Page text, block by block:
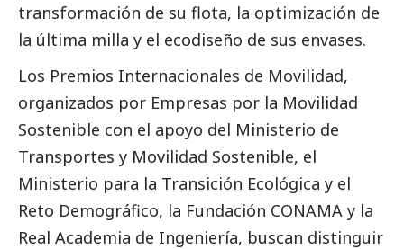
transformación de su flota, la optimización de
la última milla y el ecodiseño de sus envases.
Los Premios Internacionales de Movilidad,
organizados por Empresas por la Movilidad
Sostenible con el apoyo del Ministerio de
Transportes y Movilidad Sostenible, el
Ministerio para la Transición Ecológica y el
Reto Demográfico, la Fundación CONAMA y la
Real Academia de Ingeniería, buscan distinguir